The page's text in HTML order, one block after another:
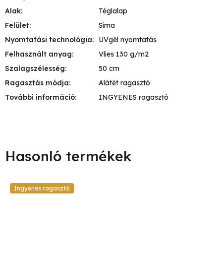
Alak:
Téglalap
Felület:
Sima
Nyomtatási technológia:
UVgél nyomtatás
Felhasznált anyag:
Vlies 130 g/m2
Szalagszélesség:
50 cm
Ragasztás módja:
Alátét ragasztó
További információ: INGYENES ragasztó
Ingyenes ragasztó